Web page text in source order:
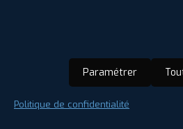
AVIS DE NOS
Paramétrer
Politique de confidentialité